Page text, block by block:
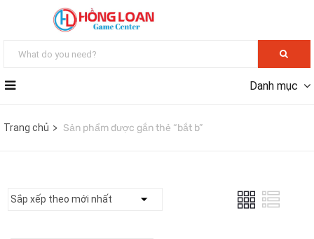
Danh mục
Trang chủ Sản phẩm được gắn thẻ “bắt b”